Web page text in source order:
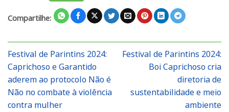
Compartilhe:
Festival de Parintins 2024:
Caprichoso e Garantido
aderem ao protocolo Não é
Não no combate à violência
contra mulher
Festival de Parintins 2024:
Boi Caprichoso cria
diretoria de
sustentabilidade e meio
ambiente